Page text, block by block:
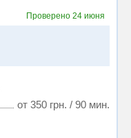
Проверено 24 июня
от 350 грн. / 90 мин.